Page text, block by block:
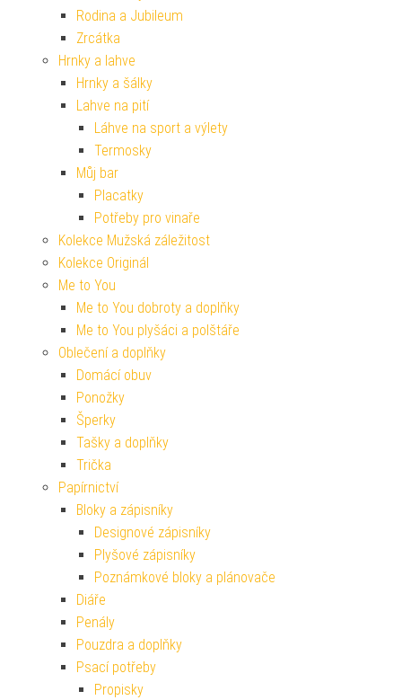
Rodina a Jubileum
Zrcátka
Hrnky a lahve
Hrnky a šálky
Lahve na pití
Láhve na sport a výlety
Termosky
Můj bar
Placatky
Potřeby pro vinaře
Kolekce Mužská záležitost
Kolekce Originál
Me to You
Me to You dobroty a doplňky
Me to You plyšáci a polštáře
Oblečení a doplňky
Domácí obuv
Ponožky
Šperky
Tašky a doplňky
Trička
Papírnictví
Bloky a zápisníky
Designové zápisníky
Plyšové zápisníky
Poznámkové bloky a plánovače
Diáře
Penály
Pouzdra a doplňky
Psací potřeby
Propisky